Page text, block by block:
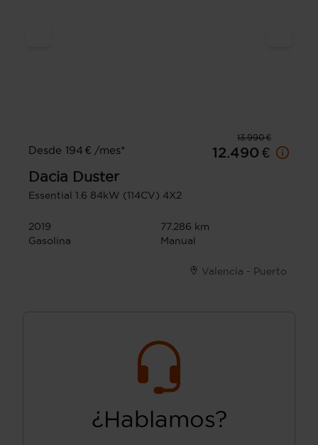
13.990 €
Desde 194 € /mes*
12.490 €
Dacia Duster
Essential 1.6 84kW (114CV) 4X2
2019
77.286 km
Gasolina
Manual
Valencia - Puerto
¿Hablamos?